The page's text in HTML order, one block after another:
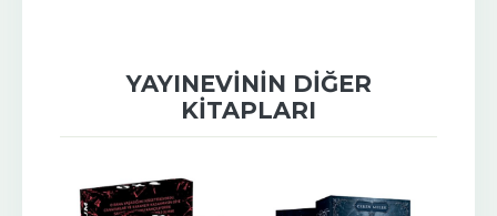
YAYINEVININ DIĞER
KITAPLARI